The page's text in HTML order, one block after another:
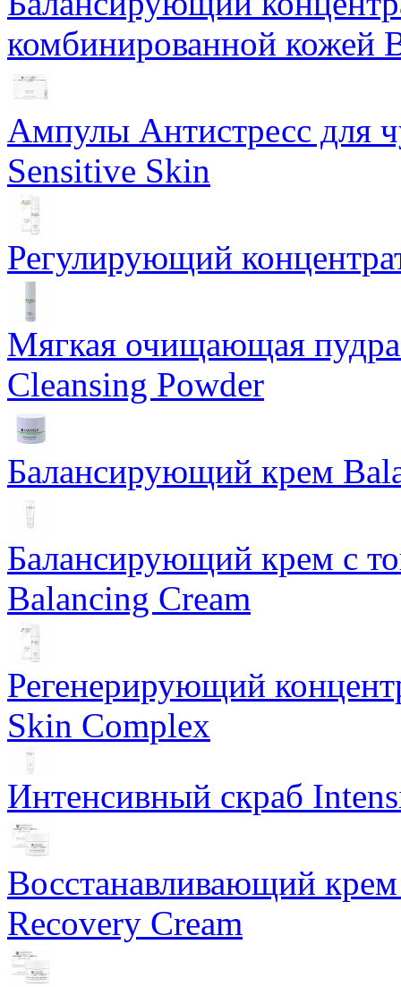
комбинированной кожей
Ампулы Антистресс для
Sensitive Skin
Регулирующий
Мягкая очищающая
Cleansing Powder
Балансирующий крем
Балансирующий крем с
Balancing Cream
Регенерирующий
Skin Complex
Интенсивный скраб
Восстанавливающий
Recovery Cream